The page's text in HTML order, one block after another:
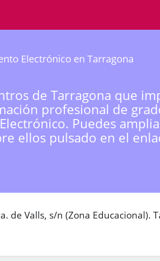
Electrónico en Tarragona
de Tarragona que
profesional de
Puedes
ellos pulsado en el
de Valls, s/n (Zona Educacional).